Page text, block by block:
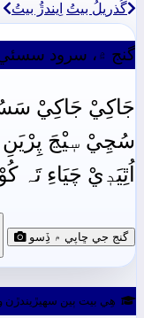
گُذريلُ بيتُ اِيندڙُ بيتُ
گنج ۾، سرود سسئي،
جَاکِيْ جَاکِيْ
سُڃِيْ سٖيْڃَ پِرْيَنِ
اُٿِيَدٖيْ چَيَاءِ تَہ
گنج جي ڇاپي ۾ ڏِسو
ھِي بيت ٻين